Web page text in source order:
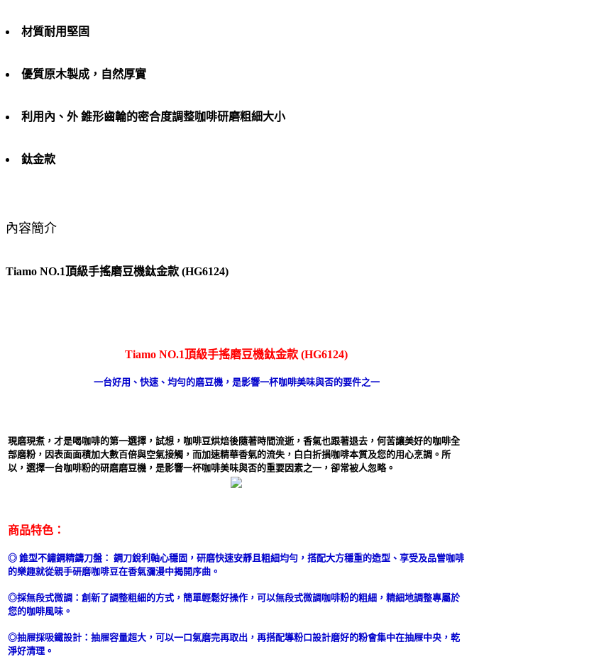
材質耐用堅固
優質原木製成，自然厚實
利用內、外 錐形齒輪的密合度調整咖啡研磨粗細大小
鈦金款
內容簡介
Tiamo NO.1頂級手搖磨豆機鈦金款 (HG6124)
Tiamo NO.1頂級手搖磨豆機鈦金款 (HG6124)
一台好用、快速、均勻的磨豆機，是影響一杯咖啡美味與否的要件之一
現磨現煮，才是喝咖啡的第一選擇，試想，咖啡豆烘焙後隨著時間流逝，香氣也跟著退去，何苦讓美好的咖啡全
部磨粉，因表面面積加大數百倍與空氣接觸，而加速精華香氣的流失，白白折損咖啡本質及您的用心烹調。所
以，選擇一台咖啡粉的研磨磨豆機，是影響一杯咖啡美味與否的重要因素之一，卻常被人忽略。
商品特色：
◎ 錐型不鏽鋼精鑄刀盤： 鋼刀銳利軸心穩固，研磨快速安靜且粗細均勻，搭配大方穩重的造型、享受及品嘗咖啡
的樂趣就從親手研磨咖啡豆在香氣瀰漫中揭開序曲。
◎採無段式微調：創新了調整粗細的方式，簡單輕鬆好操作，可以無段式微調咖啡粉的粗細，精細地調整專屬於
您的咖啡風味。
◎抽屜採吸鐵設計：抽屜容量超大，可以一口氣磨完再取出，再搭配導粉口設計磨好的粉會集中在抽屜中央，乾
淨好清理。